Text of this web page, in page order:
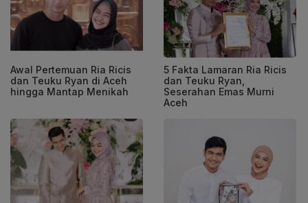
Awal Pertemuan Ria Ricis
dan Teuku Ryan di Aceh
hingga Mantap Menikah
5 Fakta Lamaran Ria Ricis
dan Teuku Ryan,
Seserahan Emas Murni
Aceh